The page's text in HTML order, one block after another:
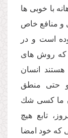
با خوبى ها
منافع خاص
است و در
كه روش هاى
انسان
و حتى منطق
ما كسى شك
تابع هیچ
كه خود امضا